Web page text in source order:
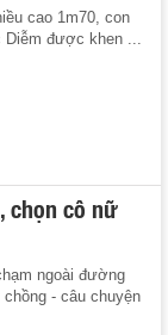
cao 1m70, con
được khen ...
chọn cô nữ
ngoài đường
- câu chuyện